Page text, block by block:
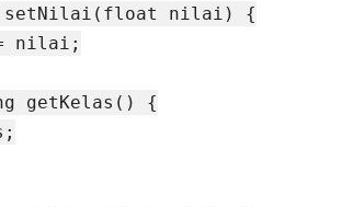
setNilai(float nilai) {
nilai;
getKelas() {